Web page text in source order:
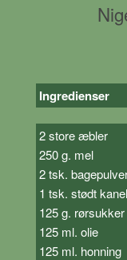
Ingredienser
2 store æbler
250 g. mel
2 tsk.
1 tsk. stødt kanel
125 g. rørsukker
125 ml. olie
125 ml. honning